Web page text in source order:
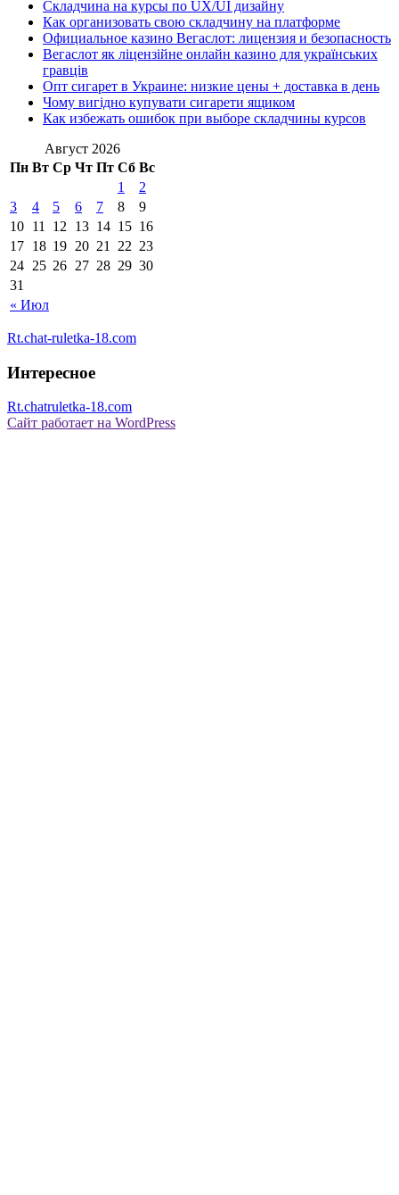
Складчина на курсы по UX/UI дизайну
Как организовать свою складчину на платформе
Официальное казино Вегаслот: лицензия и безопасность
Вегаслот як ліцензійне онлайн казино для українських
гравців
Опт сигарет в Украине: низкие цены + доставка в день
Чому вигідно купувати сигарети ящиком
Как избежать ошибок при выборе складчины курсов
Август 2026
Пн Вт Ср Чт Пт Сб Вс
« Июл
1
2
3
4 5 6 7 8
9
10 11 12 13 14 15 16
17 18 19 20 21 22 23
24 25 26 27 28 29 30
31
Rt.chat-ruletka-18.com
Интересное
Rt.chatruletka-18.com
Сайт работает на WordPress